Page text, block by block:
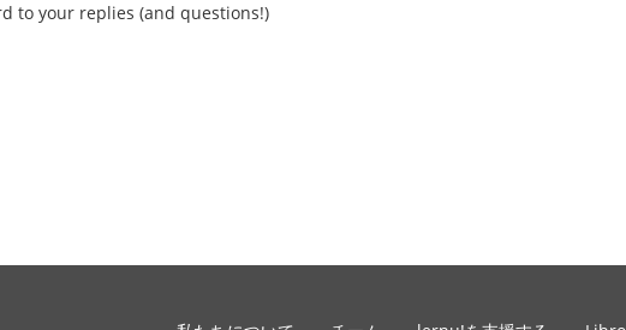
to your replies (and questions!)